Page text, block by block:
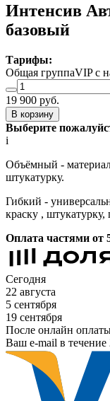
Интенсив
базовый
Тарифы:
Общая группаVIP с
19 900 руб.
В корзину
Выберите
i
Объёмный -
штукатурку.
Гибкий -
краску ,
Оплата частями от
Сегодня
22 августа
5 сентября
19 сентября
После онлайн
Ваш e-mail в течение